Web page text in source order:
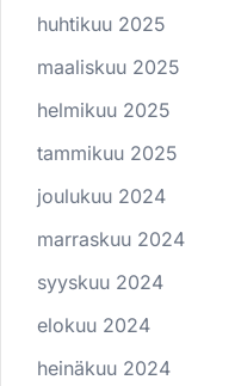
huhtikuu 2025
maaliskuu 2025
helmikuu 2025
tammikuu 2025
joulukuu 2024
marraskuu 2024
syyskuu 2024
elokuu 2024
heinäkuu 2024